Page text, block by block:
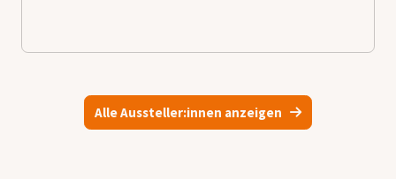
Alle Aussteller:innen anzeigen